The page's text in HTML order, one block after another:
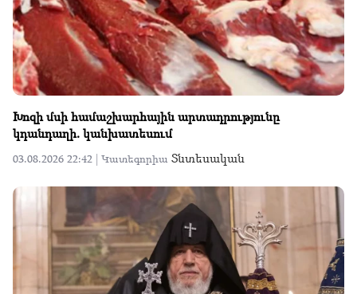
Խոզի մսի համաշխարհային արտադրությունը
կդանդաղի. կանխատեսում
03.08.2026 22:42 | Կատեգորիա Տնտեսական